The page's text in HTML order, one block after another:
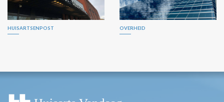
HUISARTSENPOST OVERHEID